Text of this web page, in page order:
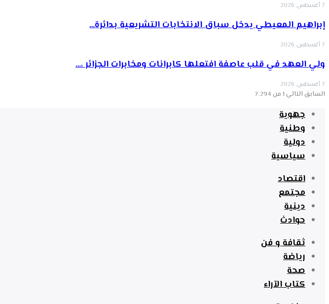
7 أغسطس, 2026
إبراهيم المعيطي يدخل سباق الانتخابات التشريعية بدائرة…
7 أغسطس, 2026
ولي العهد في قلب عاصفة افتعلها كابرانات ومخابرات الجزائر ،…
7 أغسطس, 2026
السابق التالي 1 من 7٬294
جهوية
وطنية
دولية
سياسية
اقتصاد
مجتمع
دينية
حوادث
ثقافة و فن
رياضة
صحة
كتاب الآراء